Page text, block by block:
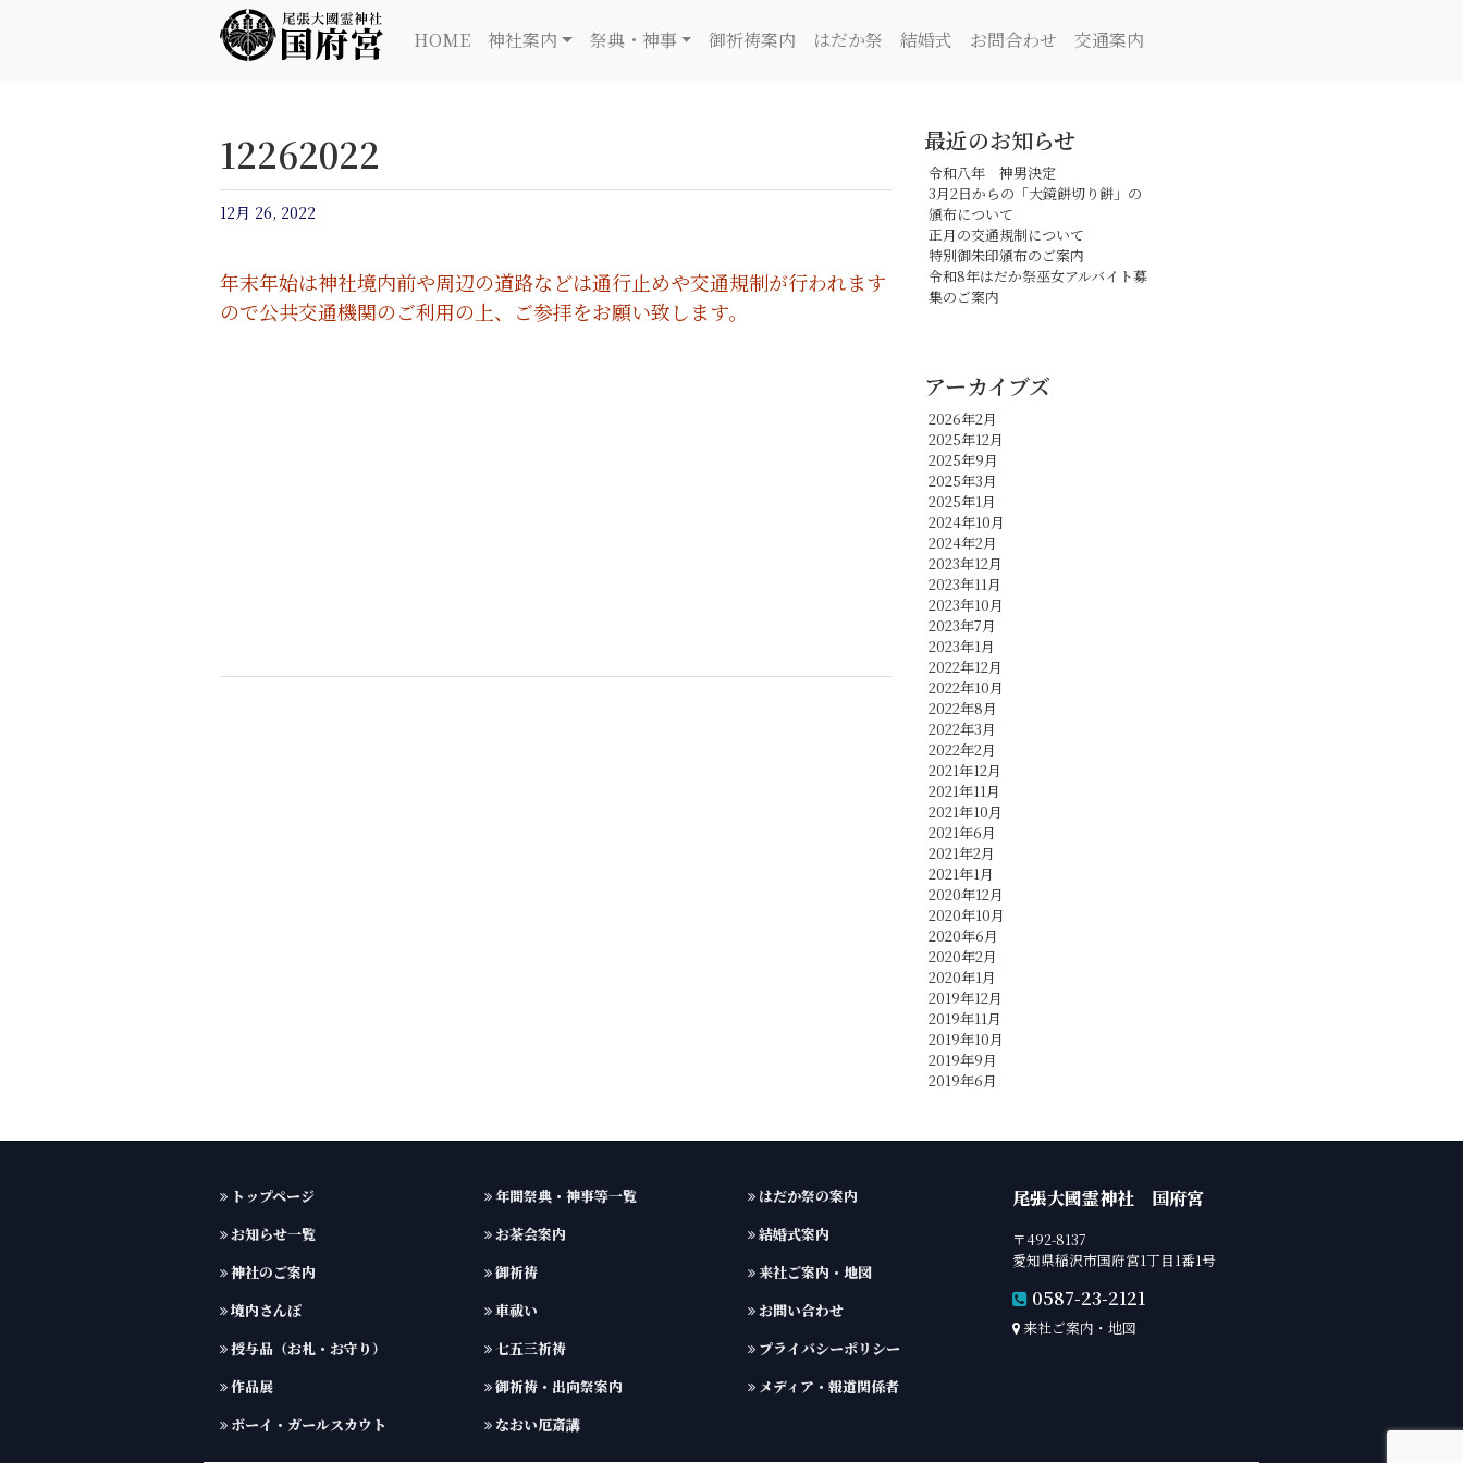
尾張大國霊神社 国府宮
HOME 神社案内 祭典・神事 御祈祷案内 はだか祭 結婚式 お問合わせ 交通案内
尾張大國霊神社 国府宮｜ご祈祷 はだか祭
12262022
12月 26, 2022
年末年始は神社境内前や周辺の道路などは通行止めや交通規制が行われます
ので公共交通機関のご利用の上、ご参拝をお願い致します。
最近のお知らせ
令和八年 神男決定
3月2日からの「大鏡餅切り餅」の
頒布について
正月の交通規制について
特別御朱印頒布のご案内
令和8年はだか祭巫女アルバイト募
集のご案内
アーカイブズ
2026年2月
2025年12月
2025年9月
2025年3月
2025年1月
2024年10月
2024年2月
2023年12月
2023年11月
2023年10月
2023年7月
2023年1月
2022年12月
2022年10月
2022年8月
2022年3月
2022年2月
2021年12月
2021年11月
2021年10月
2021年6月
2021年2月
2021年1月
2020年12月
2020年10月
2020年6月
2020年2月
2020年1月
2019年12月
2019年11月
2019年10月
2019年9月
2019年6月
トップページ
お知らせ一覧
神社のご案内
境内さんぽ
授与品（お札・お守り）
作品展
ボーイ・ガールスカウト
年間祭典・神事等一覧
お茶会案内
御祈祷
車祓い
七五三祈祷
御祈祷・出向祭案内
なおい厄斎講
はだか祭の案内
結婚式案内
来社ご案内・地図
お問い合わせ
プライバシーポリシー
メディア・報道関係者
尾張大國霊神社 国府宮
〒492-8137
愛知県稲沢市国府宮1丁目1番1号
0587-23-2121
来社ご案内・地図